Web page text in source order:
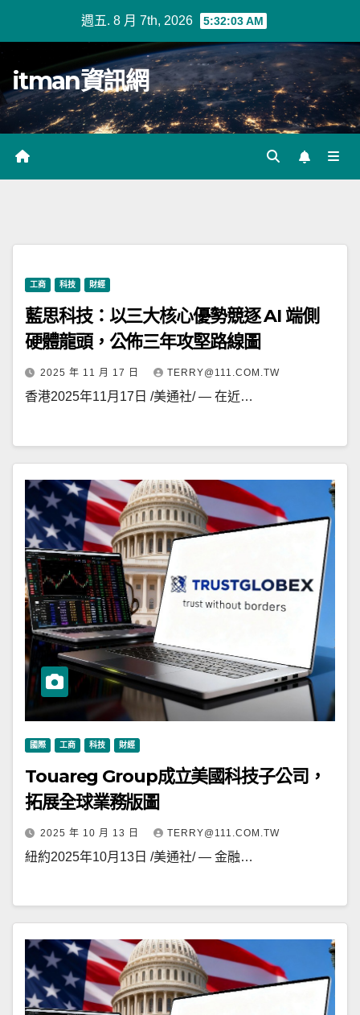
週五. 8 月 7th, 2026 5:32:04 AM
itman資訊網
工商 科技 財經
藍思科技：以三大核心優勢競逐 AI 端側
硬體龍頭，公佈三年攻堅路線圖
2025 年 11 月 17 日 TERRY@111.COM.TW
香港2025年11月17日 /美通社/ — 在近…
國際 工商 科技 財經
Touareg Group成立美國科技子公司，
拓展全球業務版圖
2025 年 10 月 13 日 TERRY@111.COM.TW
紐約2025年10月13日 /美通社/ — 金融…